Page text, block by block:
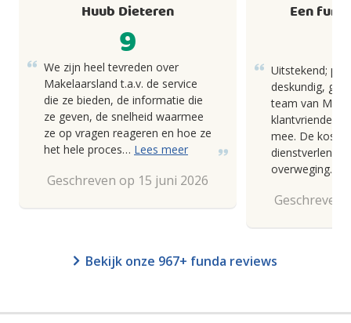
Huub Dieteren
9
We zijn heel tevreden over
Makelaarsland t.a.v. de service
die ze bieden, de informatie die
ze geven, de snelheid waarmee
ze op vragen reageren en hoe ze
het hele proces… Lees meer
Geschreven op 15 juni 2026
Een
Uitstekend;
deskundig,
team van
klantvriendelijk
mee. De
overweging.
Geschreven
Bekijk onze 967+ funda reviews